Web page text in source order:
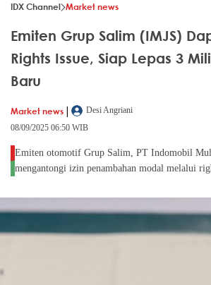
IDX Channel Market news
Emiten Grup Salim (IMJS)
Rights Issue, Siap Lepas 3
Baru
Market news |
Desi Angriani
08/09/2025 06:50 WIB
Emiten otomotif Grup Salim, PT Indomobil
mengantongi izin penambahan modal melalui